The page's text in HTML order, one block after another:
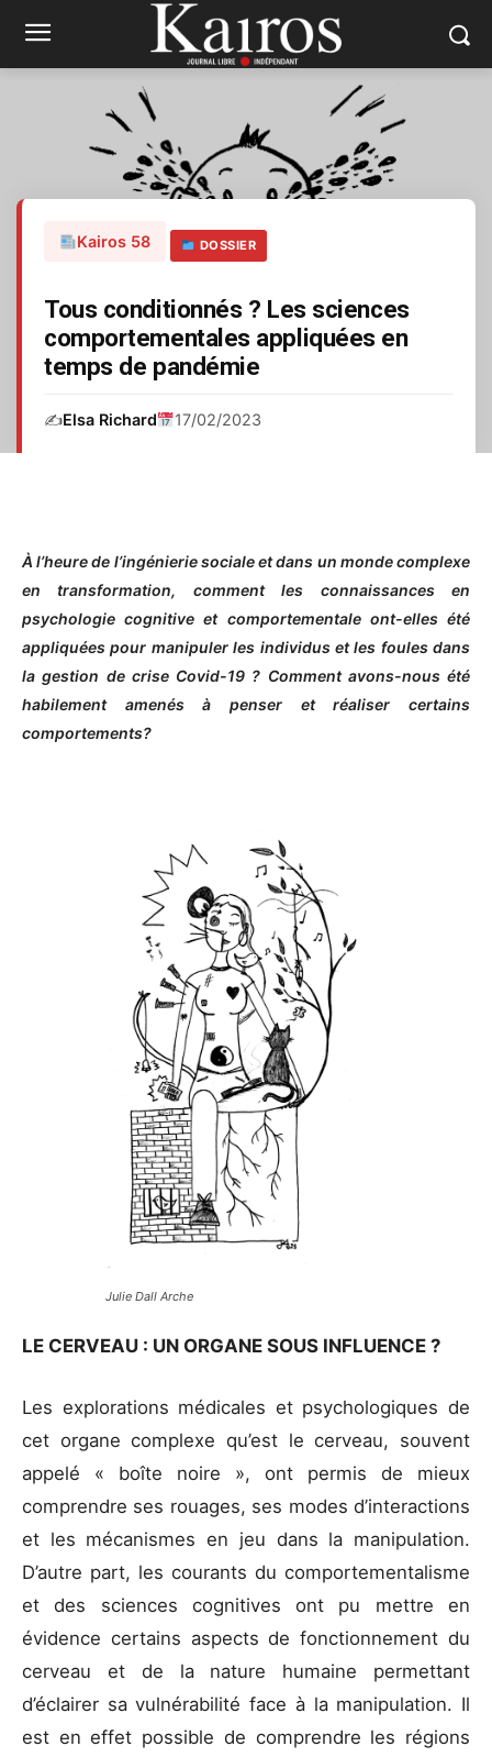
Kairos 58 DOSSIER
Tous conditionnés ? Les sciences
comportementales appliquées en
temps de pandémie
✍️Elsa Richard 17/02/2023
À l’heure de l’ingénierie sociale et dans un monde complexe
en transformation, comment les connaissances en
psychologie cognitive et comportementale ont-elles été
appliquées pour manipuler les individus et les foules dans
la gestion de crise Covid-19 ? Comment avons-nous été
habilement amenés à penser et réaliser certains
comportements?
Julie Dall Arche
LE CERVEAU : UN ORGANE SOUS INFLUENCE ?
Les explorations médicales et psychologiques de
cet organe complexe qu’est le cerveau, souvent
appelé « boîte noire », ont permis de mieux
comprendre ses rouages, ses modes d’interactions
et les mécanismes en jeu dans la manipulation.
D’autre part, les courants du comportementalisme
et des sciences cognitives ont pu mettre en
évidence certains aspects de fonctionnement du
cerveau et de la nature humaine permettant
d’éclairer sa vulnérabilité face à la manipulation. Il
est en effet possible de comprendre les régions